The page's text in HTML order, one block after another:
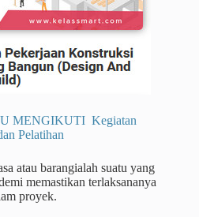
MENGIKUTI Kegiatan
Pelatihan
atau barangialah suatu yang
memastikan terlaksananya
proyek.